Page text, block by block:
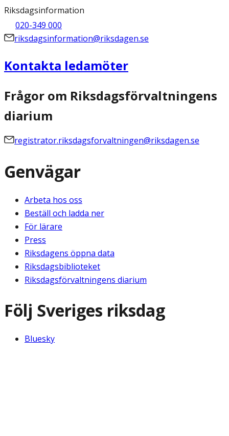
Riksdagsinformation
020-349 000
riksdagsinformation@riksdagen.se
Kontakta ledamöter
Frågor om Riksdagsförvaltningens
diarium
registrator.riksdagsforvaltningen@riksdagen.se
Genvägar
Arbeta hos oss
Beställ och ladda ner
För lärare
Press
Riksdagens öppna data
Riksdagsbiblioteket
Riksdagsförvaltningens diarium
Följ Sveriges riksdag
Bluesky